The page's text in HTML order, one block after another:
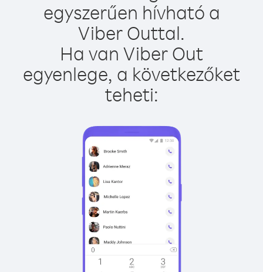
egyszerűen hívható a
Viber Outtal.
Ha van Viber Out
egyenlege, a következőket
teheti: